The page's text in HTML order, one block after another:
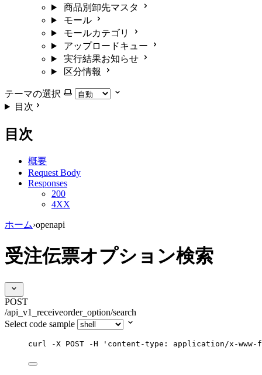
商品別卸先マスタ
モール
モールカテゴリ
アップロードキュー
実行結果お知らせ
区分情報
テーマの選択
目次
目次
概要
Request Body
Responses
200
4XX
ホーム›openapi
受注伝票オプション検索
POST
/api_v1_receiveorder_option/search
Select code sample
curl -X POST -H ' content-type: application/x-www-